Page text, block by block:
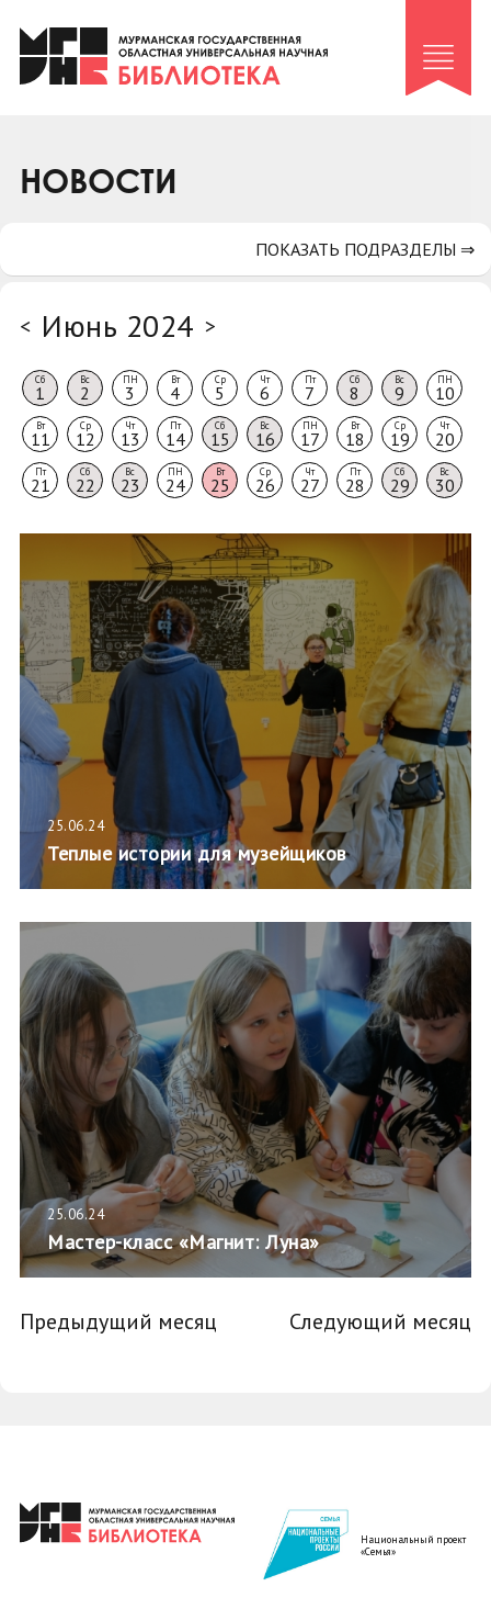
Клуб «Гиря и сельдерей»
Клуб «Семейный архив»
Коллегам
НОВОСТИ
< Июнь 2024 >
Сб
1
Вс
2
ПН
3
Вт
4
Ср
5
Чт
6
Пт
7
Сб
8
Вс
9
ПН
10
Вт
11
Ср
12
Чт
13
Пт
14
Сб
15
Вс
16
ПН
17
Вт
18
Ср
19
Чт
20
Пт
21
Сб
22
Вс
23
ПН
24
Вт
25
Ср
26
Чт
27
Пт
28
Сб
29
Вс
30
25.06.24
Теплые истории для музейщиков
25.06.24
Мастер-класс «Магнит: Луна»
Предыдущий месяц Следующий месяц
ПОКАЗАТЬ ПОДРАЗДЕЛЫ ⇒
Национальный проект
«Семья»